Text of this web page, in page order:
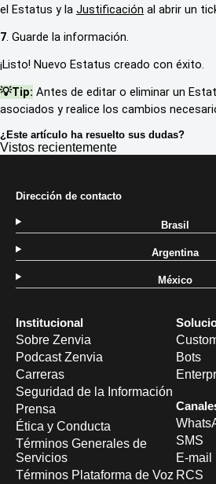
el Estatus y la Justificación al abrir un
7. Guarde la información.
¡Listo! Nuevo Estatus creado con éxito.
💡Tip: Antes de editar o eliminar un
asociados y realice los cambios
¿Este artículo ha resuelto sus dudas?
Vistos recientemente
Institucional
Sobre Zenvia
Podcast Zenvia
Carreras
Seguridad de la Información
Prensa
Ética y Conducta
Términos Generales de
Servicios
Términos Plataforma de Voz
Bots
SMS
E-mail
RCS
Dirección de contacto
Brasil
Argentina
México